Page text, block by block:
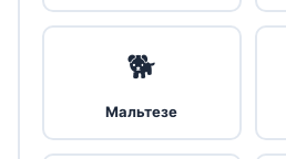
🐕
Мальтезе